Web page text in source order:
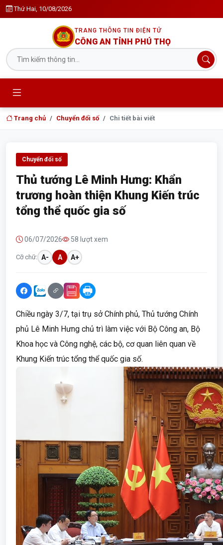
Thứ Hai, 10/08/2026
TRANG THÔNG TIN ĐIỆN TỬ
CÔNG AN TỈNH PHÚ THỌ
Trang chủ Chuyển đổi số Chi tiết bài viết
Chuyển đổi số
Thủ tướng Lê Minh Hưng: Khẩn
trương hoàn thiện Khung Kiến trúc
tổng thể quốc gia số
06/07/2026 58 lượt xem
Cỡ chữ: A- A A+
Chiều ngày 3/7, tại trụ sở Chính phủ, Thủ tướng Chính
phủ Lê Minh Hưng chủ trì làm việc với Bộ Công an, Bộ
Khoa học và Công nghệ, các bộ, cơ quan liên quan về
Khung Kiến trúc tổng thể quốc gia số.